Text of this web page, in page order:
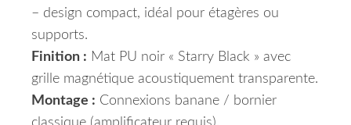
– design compact, idéal pour étagères ou
supports.
Finition : Mat PU noir « Starry Black » avec
grille magnétique acoustiquement transparente.
Montage : Connexions banane / bornier